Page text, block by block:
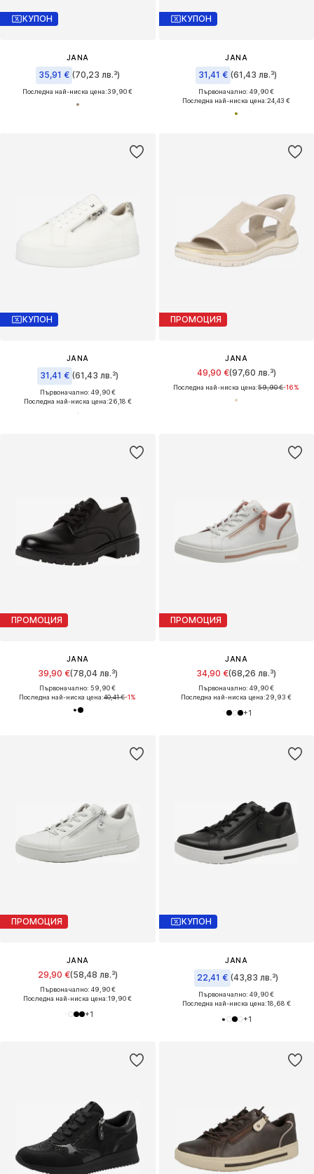
КУПОН
JANA
35,91 € (70,23 лв.³)
Последна най-ниска цена:39,90 €
КУПОН
JANA
31,41 € (61,43 лв.³)
Първоначално: 49,90 €
Последна най-ниска цена:24,43 €
КУПОН
JANA
31,41 € (61,43 лв.³)
Първоначално: 49,90 €
Последна най-ниска цена:26,18 €
ПРОМОЦИЯ
JANA
49,90 €(97,60 лв.³)
Последна най-ниска цена:59,90 €-16%
ПРОМОЦИЯ
JANA
39,90 €(78,04 лв.³)
Първоначално: 59,90 €
Последна най-ниска цена:40,41 €-1%
ПРОМОЦИЯ
JANA
34,90 €(68,26 лв.³)
Първоначално: 49,90 €
Последна най-ниска цена:29,93 €
+1
ПРОМОЦИЯ
JANA
29,90 €(58,48 лв.³)
Първоначално: 49,90 €
Последна най-ниска цена:19,90 €
+1
КУПОН
JANA
22,41 € (43,83 лв.³)
Първоначално: 49,90 €
Последна най-ниска цена:18,68 €
+1